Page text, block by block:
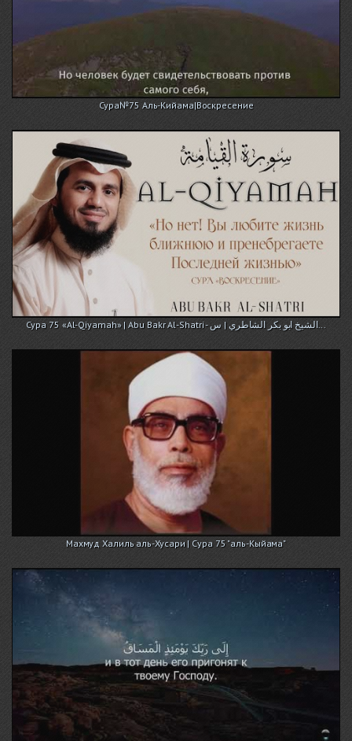
Сура№75 Аль-Кийама|Воскресение
Сура 75 «Аl-Qiyamah» | Abu Bakr Al-Shatri - الشيخ ابو بكر الشاطري | س...
Махмуд Халиль аль-Хусари | Сура 75 "аль-Кыйама"